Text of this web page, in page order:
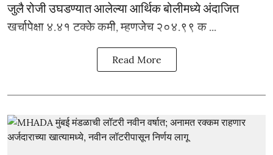
जुलै रोजी उघडण्यात आलेल्या आर्थिक बोलीमध्ये अंदाजित
खर्चापेक्षा ४.४१ टक्के कमी, म्हणजेच २०४.९९ क ...
Read More